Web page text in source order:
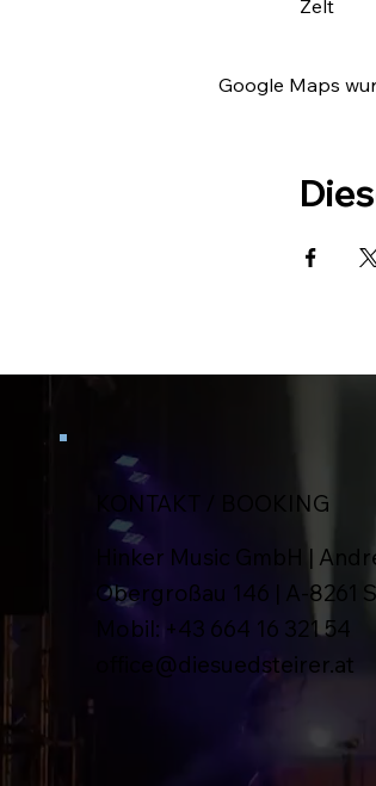
Zelt
Google Maps
KONTAKT / BOOKING
Hinker Music GmbH |
Obergroßau 146 | A-8261
Mobil: +43 664 16 321 54
office@diesuedsteirer.at